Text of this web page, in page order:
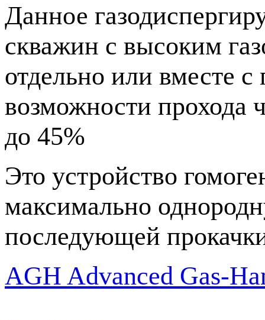
Данное
скважин с высоким
отдельно или вместе с
возможности прохода
до 45%
Это устройство
максимально
последующей
AGH Advanced Gas-